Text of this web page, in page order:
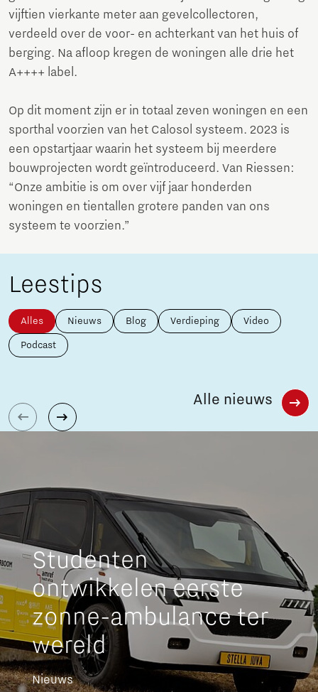
vijftien vierkante meter aan gevelcollectoren,
verdeeld over de voor- en achterkant van het huis of
berging. Na afloop kregen de woningen alle drie het
A++++ label.
Op dit moment zijn er in totaal zeven woningen en een
sporthal voorzien van het Calosol systeem. 2023 is
een opstartjaar waarin het systeem bij meerdere
bouwprojecten wordt geïntroduceerd. Van Riessen:
“Onze ambitie is om over vijf jaar honderden
woningen en tientallen grotere panden van ons
systeem te voorzien.”
Leestips
Alles Nieuws Blog Verdieping Video
Podcast
Studenten
ontwikkelen eerste
zonne-ambulance ter
wereld
Nieuws
Alle nieuws